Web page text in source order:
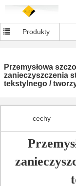
Produkty
Przemysłowa
zanieczyszczenia
tekstylnego /
cechy